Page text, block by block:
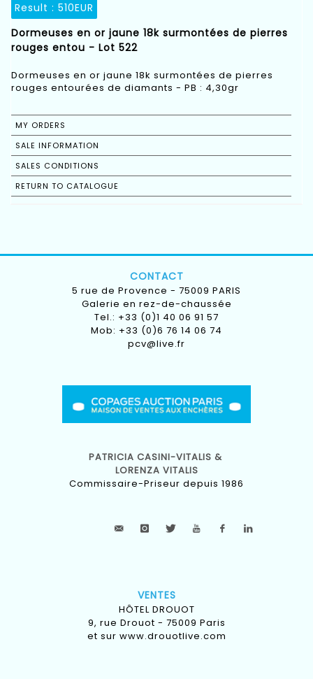
Result : 510EUR
Dormeuses en or jaune 18k surmontées de pierres
rouges entou - Lot 522
Dormeuses en or jaune 18k surmontées de pierres
rouges entourées de diamants - PB : 4,30gr
MY ORDERS
SALE INFORMATION
SALES CONDITIONS
RETURN TO CATALOGUE
CONTACT
5 rue de Provence - 75009 PARIS
Galerie en rez-de-chaussée
Tel.: +33 (0)1 40 06 91 57
Mob: +33 (0)6 76 14 06 74
pcv@live.fr
PATRICIA CASINI-VITALIS &
LORENZA VITALIS
Commissaire-Priseur depuis 1986
VENTES
HÔTEL DROUOT
9, rue Drouot - 75009 Paris
et sur www.drouotlive.com